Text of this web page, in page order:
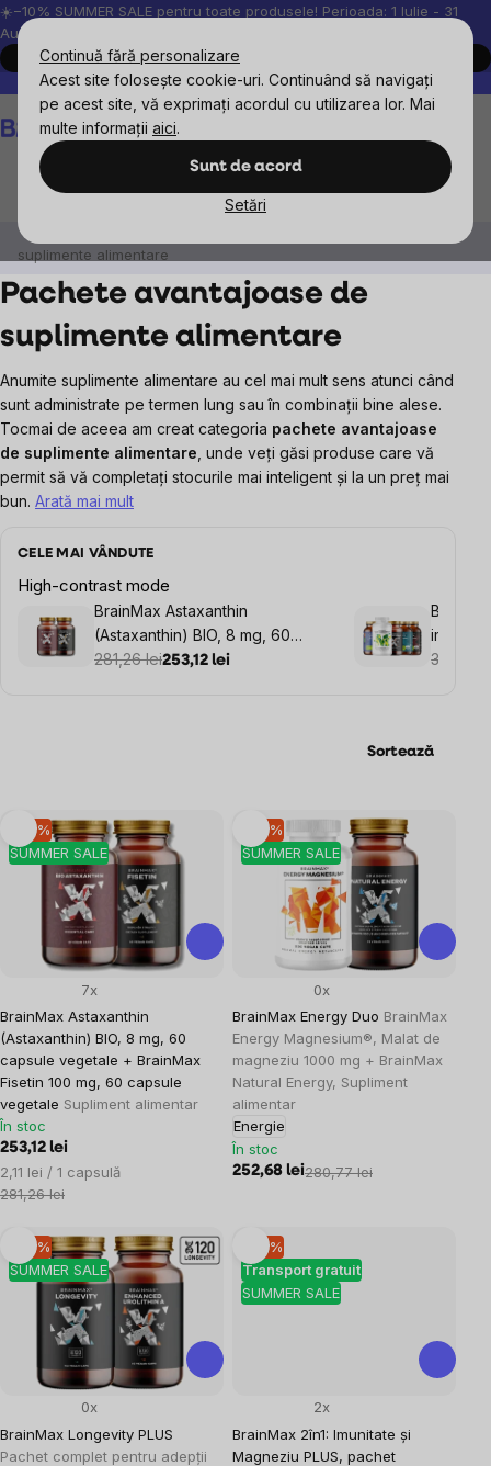
Continuă fără personalizare
Acest site folosește cookie-uri. Continuând să navigați
pe acest site, vă exprimați acordul cu utilizarea lor. Mai
multe informații aici.
Sunt de acord
Setări
Treci
la
conținut
☀️−10% SUMMER SALE pentru toate produsele! Perioada: 1 Iulie - 31
August, 2026.
Cumpără acum
Peste 200.000 de recenzii verificate
Produsele noastre sunt
Coş
de
suplimente alimentare
Pachete avantajoase de
suplimente alimentare
Anumite suplimente alimentare au cel mai mult sens atunci când
sunt administrate pe termen lung sau în combinații bine alese.
Tocmai de aceea am creat categoria pachete avantajoase
de suplimente alimentare , unde veți găsi produse care vă
permit să vă completați stocurile mai inteligent și la un preț mai
bun. Arată mai mult
CELE MAI VÂNDUTE
High-contrast mode
BrainMax Astaxanthin
(Astaxanthin) BIO, 8 mg, 60
capsule vegetale + BrainMax
281,26 lei253,12 lei
livrare
372,48
Sortează
Listă
produse
SUMMER SALE
–10 %
BrainMax Astaxanthin
(Astaxanthin) BIO, 8 mg, 60
capsule vegetale + BrainMax
Fisetin 100 mg, 60 capsule
vegetale Supliment alimentar
7x
În stoc
253,12 lei
Evaluare
preţ:
2,11 lei / 1 capsulă
281,26 lei
SUMMER SALE
–10 %
BrainMax Energy Duo BrainMax
Energy Magnesium®, Malat de
magneziu 1000 mg + BrainMax
Natural Energy, Supliment
alimentar
Energie
0x
În stoc
252,68 lei280,77 lei
SUMMER SALE
–10 %
BrainMax Longevity PLUS
Pachet complet pentru adepții
0x
SUMMER SALE
Transport gratuit
–10 %
BrainMax 2în1: Imunitate și
Magneziu PLUS, pachet
2x